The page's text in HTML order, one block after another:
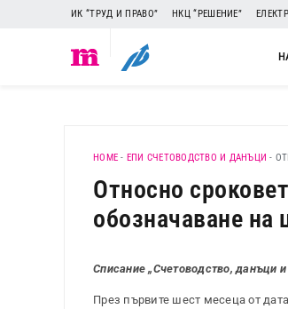
ИК “ТРУД И ПРАВО” НКЦ “РЕШЕНИЕ”
HOME - ЕПИ СЧЕТОВОДСТВО И ДАНЪЦИ -
Относно
обозначаване на
Списание „Счетоводство, данъци и
През първите шест месеца от